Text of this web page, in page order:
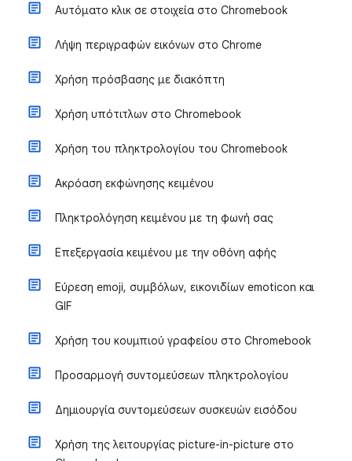
Αυτόματο κλικ σε στοιχεία στο Chromebook
Λήψη περιγραφών εικόνων στο Chrome
Χρήση πρόσβασης με διακόπτη
Χρήση υπότιτλων στο Chromebook
Χρήση του πληκτρολογίου του Chromebook
Ακρόαση εκφώνησης κειμένου
Πληκτρολόγηση κειμένου με τη φωνή σας
Επεξεργασία κειμένου με την οθόνη αφής
Εύρεση emoji, συμβόλων, εικονιδίων emoticon και
GIF
Χρήση του κουμπιού γραφείου στο Chromebook
Προσαρμογή συντομεύσεων πληκτρολογίου
Δημιουργία συντομεύσεων συσκευών εισόδου
Χρήση της λειτουργίας picture-in-picture στο